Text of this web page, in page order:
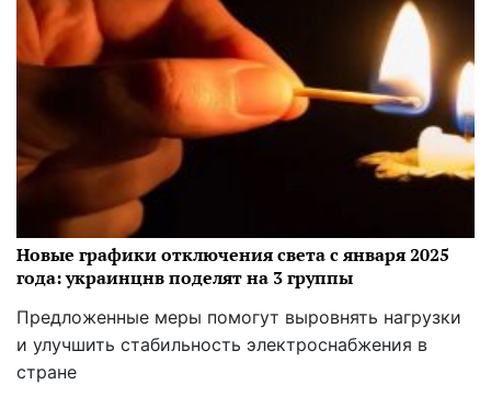
Новые графики отключения света с января 2025
года: украинцнв поделят на 3 группы
Предложенные меры помогут выровнять нагрузки
и улучшить стабильность электроснабжения в
стране